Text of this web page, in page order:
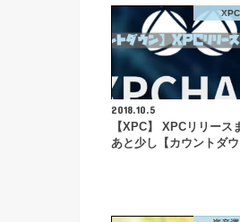
XPC
2018.10.5
【XPC】 XPCリリース
あと少し【カウントダウ